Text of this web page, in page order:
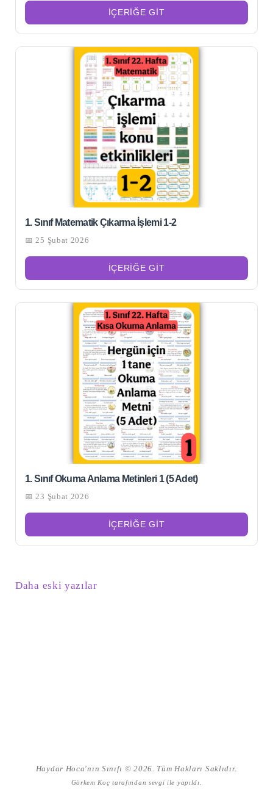
İÇERIĞE GIT
1. Sınıf Matematik Çıkarma İşlemi 1-2
📅 25 Şubat 2026
İÇERIĞE GIT
1. Sınıf Okuma Anlama Metinleri 1 (5 Adet)
📅 23 Şubat 2026
İÇERIĞE GIT
Yazı
Daha eski yazılar
Haydar Hoca'nın Sınıfı © 2026. Tüm Hakları Saklıdır.
Görkem Koç tarafından sevgi ile yapıldı.